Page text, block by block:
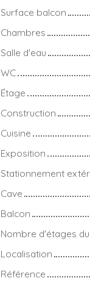
Surface balcon
Chambres
Salle d'eau
WC
Étage
Construction
Cuisine
Exposition
Stationnement
Cave
Balcon
Nombre d'étages
Localisation
Référence